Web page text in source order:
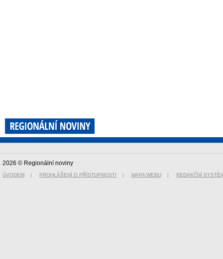
2026 © Regionální noviny
ÚVODEM | PROHLÁŠENÍ O PŘÍSTUPNOSTI | MAPA WEBU | REDAKČNÍ